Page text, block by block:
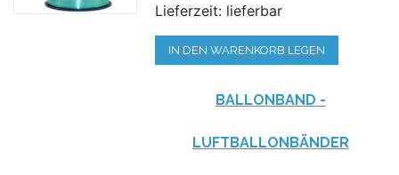
Lieferzeit: lieferbar
IN DEN WARENKORB LEGEN
BALLONBAND -
LUFTBALLONBÄNDER